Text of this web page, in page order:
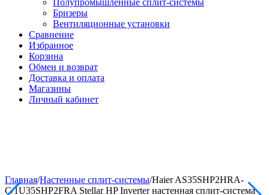
Полупромышленные сплит-системы
Бризеры
Вентиляционные установки
Сравнение
Избранное
Корзина
Обмен и возврат
Доставка и оплата
Магазины
Личный кабинет
Главная/Настенные сплит-системы/Haier AS35SHP2HRA-
C/1U35SHP2FRA Stellar HP Inverter настенная сплит-система